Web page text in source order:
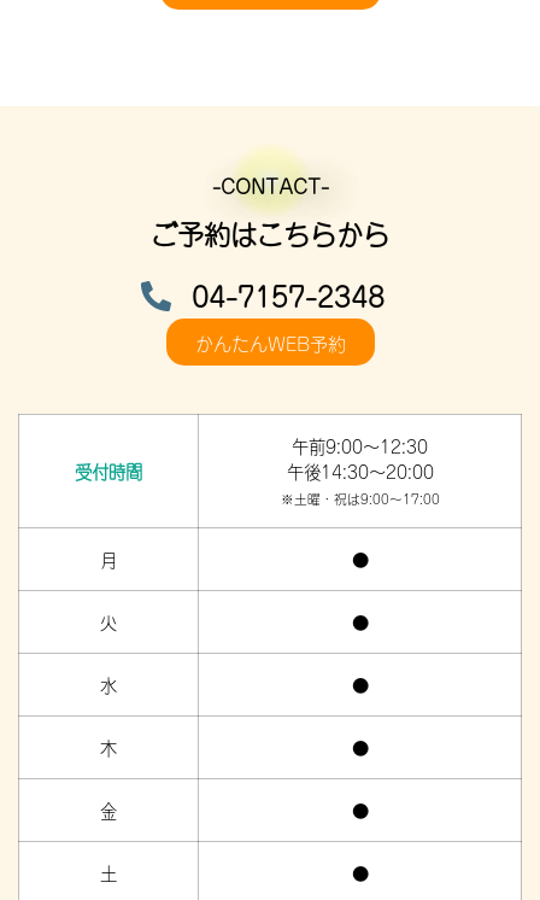
-CONTACT-
ご予約はこちらから
04-7157-2348
かんたんWEB予約
受付時間
午前9:00～12:30
午後14:30～20:00
※土曜・祝は9:00～17:00
月 ●
火 ●
水 ●
木 ●
金 ●
土 ●